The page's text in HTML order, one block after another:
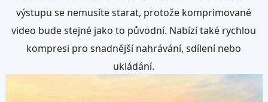
výstupu se nemusíte starat, protože komprimované
video bude stejné jako to původní. Nabízí také rychlou
kompresi pro snadnější nahrávání, sdílení nebo
ukládání.